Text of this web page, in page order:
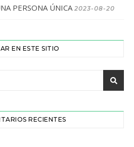
PERSONA ÚNICA 2023-08-20
EN ESTE SITIO
RECIENTES